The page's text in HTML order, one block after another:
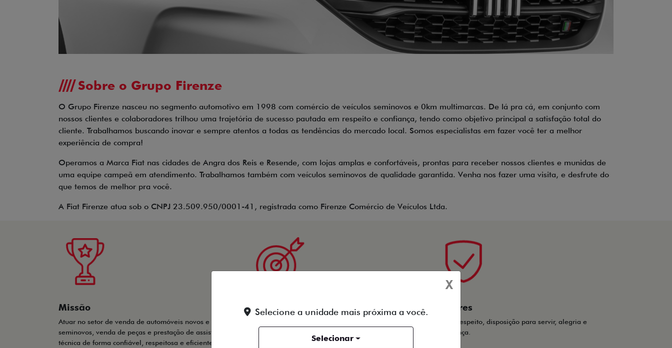
Sobre o Grupo Firenze
O Grupo Firenze nasceu no segmento automotivo em 1998 com comércio de veículos seminovos e 0km multimarcas. De lá pra cá, em conjunto com
nossos clientes e colaboradores trilhou uma trajetória de sucesso pautada em respeito e confiança, tendo como objetivo principal a satisfação total do
cliente. Trabalhamos buscando inovar e sempre atentos a todas as tendências do mercado local. Somos especialistas em fazer você ter a melhor
experiência de compra!
Operamos a Marca Fiat nas cidades de Angra dos Reis e Resende, com lojas amplas e confortáveis, prontas para receber nossos clientes e munidas de
uma equipe campeã em atendimento. Trabalhamos também com veículos seminovos de qualidade garantida. Venha nos fazer uma visita, e desfrute do
que temos de melhor pra você.
A Fiat Firenze atua sob o CNPJ 23.509.950/0001-41, registrada como Firenze Comércio de Veículos Ltda.
Missão
Atuar no setor de venda de automóveis novos e
seminovos, venda de peças e prestação de assistência
técnica de forma confiável, respeitosa e eficiente na
Visão
venda de peças e prestação de assistência técnica na
Valores
Ética, respeito, disposição para servir, alegria e
confiança.
X
Selecione a unidade mais próxima a você.
Selecionar